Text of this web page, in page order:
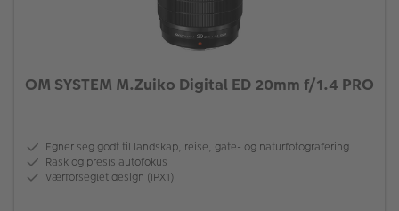
OM SYSTEM M.Zuiko Digital ED 20mm f/1.4 PRO
Egner seg godt til landskap, reise, gate- og naturfotografering
Rask og presis autofokus
Værforseglet design (IPX1)